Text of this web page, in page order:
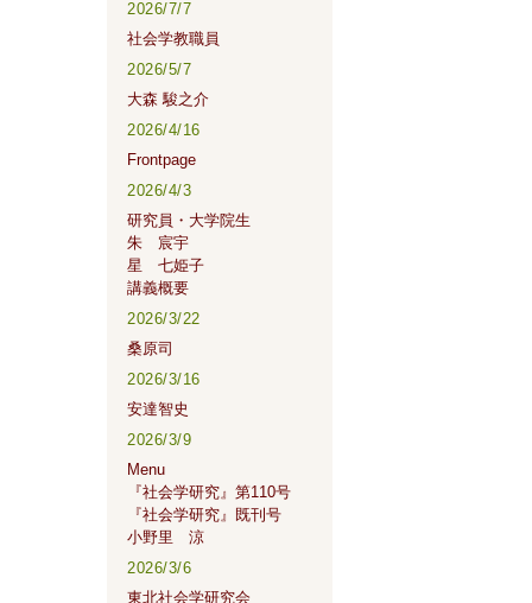
2026/7/7
社会学教職員
2026/5/7
大森 駿之介
2026/4/16
Frontpage
2026/4/3
研究員・大学院生
朱 宸宇
星 七姫子
講義概要
2026/3/22
桑原司
2026/3/16
安達智史
2026/3/9
Menu
『社会学研究』第110号
『社会学研究』既刊号
小野里 涼
2026/3/6
東北社会学研究会